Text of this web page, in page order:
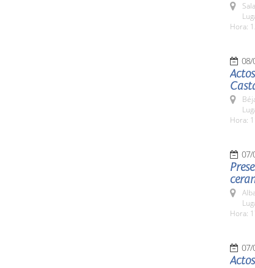
Hora:
08/
Hora:
07/
Hora:
07/